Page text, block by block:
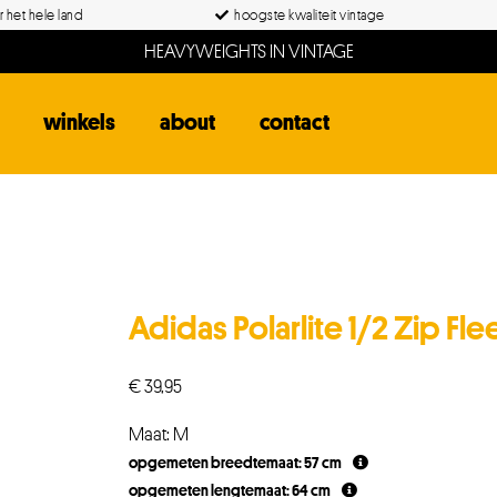
het hele land hoogste kwaliteit vintage
HEAVYWEIGHTS IN VINTAGE
winkels about contact
Adidas Polarlite 1/2 Zip
€39,95
Maat: M
opgemeten breedtemaat: 57 cm
opgemeten lengtemaat: 64 cm